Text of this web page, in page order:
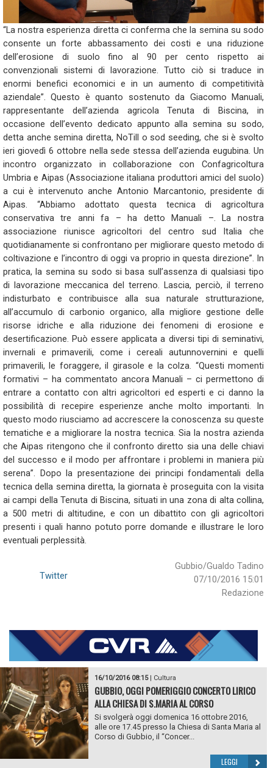
“La nostra esperienza diretta ci conferma che la semina su sodo
consente un forte abbassamento dei costi e una riduzione
dell’erosione di suolo fino al 90 per cento rispetto ai
convenzionali sistemi di lavorazione. Tutto ciò si traduce in
enormi benefici economici e in un aumento di competitività
aziendale”. Questo è quanto sostenuto da Giacomo Manuali,
rappresentante dell’azienda agricola Tenuta di Biscina, in
occasione dell’evento dedicato appunto alla semina su sodo,
detta anche semina diretta, NoTill o sod seeding, che si è svolto
ieri giovedì 6 ottobre nella sede stessa dell’azienda eugubina. Un
incontro organizzato in collaborazione con Confagricoltura
Umbria e Aipas (Associazione italiana produttori amici del suolo)
a cui è intervenuto anche Antonio Marcantonio, presidente di
Aipas. “Abbiamo adottato questa tecnica di agricoltura
conservativa tre anni fa – ha detto Manuali –. La nostra
associazione riunisce agricoltori del centro sud Italia che
quotidianamente si confrontano per migliorare questo metodo di
coltivazione e l’incontro di oggi va proprio in questa direzione”. In
pratica, la semina su sodo si basa sull’assenza di qualsiasi tipo
di lavorazione meccanica del terreno. Lascia, perciò, il terreno
indisturbato e contribuisce alla sua naturale strutturazione,
all’accumulo di carbonio organico, alla migliore gestione delle
risorse idriche e alla riduzione dei fenomeni di erosione e
desertificazione. Può essere applicata a diversi tipi di seminativi,
invernali e primaverili, come i cereali autunnovernini e quelli
primaverili, le foraggere, il girasole e la colza. “Questi momenti
formativi – ha commentato ancora Manuali – ci permettono di
entrare a contatto con altri agricoltori ed esperti e ci danno la
possibilità di recepire esperienze anche molto importanti. In
questo modo riusciamo ad accrescere la conoscenza su queste
tematiche e a migliorare la nostra tecnica. Sia la nostra azienda
che Aipas ritengono che il confronto diretto sia una delle chiavi
del successo e il modo per affrontare i problemi in maniera più
serena”. Dopo la presentazione dei principi fondamentali della
tecnica della semina diretta, la giornata è proseguita con la visita
ai campi della Tenuta di Biscina, situati in una zona di alta collina,
a 500 metri di altitudine, e con un dibattito con gli agricoltori
presenti i quali hanno potuto porre domande e illustrare le loro
eventuali perplessità.
Gubbio/Gualdo Tadino
07/10/2016 15:01
Redazione
Twitter
16/10/2016 08:15| Cultura
GUBBIO, OGGI POMERIGGIO CONCERTO LIRICO
ALLA CHIESA DI S.MARIA AL CORSO
Si svolgerà oggi domenica 16 ottobre 2016,
alle ore 17.45 presso la Chiesa di Santa Maria al
Corso di Gubbio, il “Concer...
LEGGI